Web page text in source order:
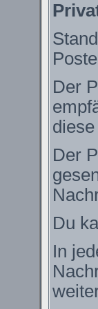
Der
Der
Du
In